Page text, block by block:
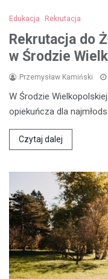
Edukacja Rekrutacja
Rekrutacja do
w Środzie
Przemysław Kamiński
W Środzie
opiekuńcza dla
Czytaj dalej